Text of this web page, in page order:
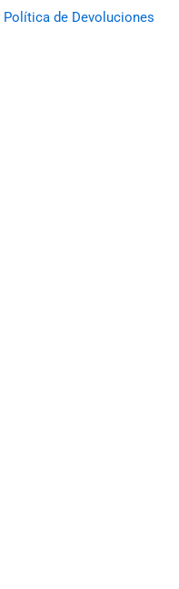
Política de Devoluciones